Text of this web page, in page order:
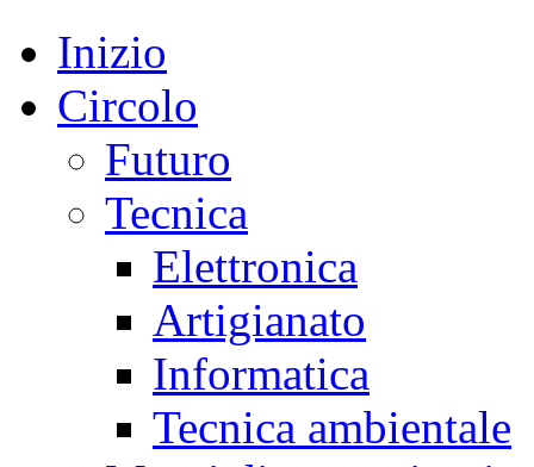
Inizio
Circolo
Futuro
Tecnica
Elettronica
Artigianato
Informatica
Tecnica ambientale